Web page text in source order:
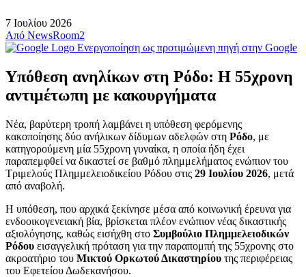
7 Ιουλίου 2026
Από NewsRoom2
Ενεργοποίηση ως προτιμώμενη πηγή στην Google
Υπόθεση ανηλίκων στη Ρόδο: Η 55χρονη
αντιμέτωπη με κακουργήματα
Νέα, βαρύτερη τροπή λαμβάνει η υπόθεση φερόμενης
κακοποίησης δύο ανήλικων δίδυμων αδελφών στη Ρόδο, με
κατηγορούμενη μία 55χρονη γυναίκα, η οποία ήδη έχει
παραπεμφθεί να δικαστεί σε βαθμό πλημμελήματος ενώπιον του
Τριμελούς Πλημμελειοδικείου Ρόδου στις 29 Ιουλίου 2026, μετά
από αναβολή.
Η υπόθεση, που αρχικά ξεκίνησε μέσα από κοινωνική έρευνα για
ενδοοικογενειακή βία, βρίσκεται πλέον ενώπιον νέας δικαστικής
αξιολόγησης, καθώς εισήχθη στο Συμβούλιο Πλημμελειοδικών
Ρόδου εισαγγελική πρόταση για την παραπομπή της 55χρονης στο
ακροατήριο του Μικτού Ορκωτού Δικαστηρίου της περιφέρειας
του Εφετείου Δωδεκανήσου.